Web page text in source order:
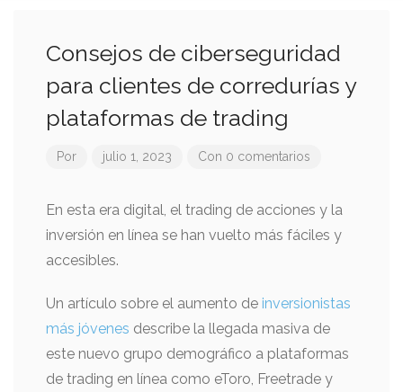
Consejos de ciberseguridad
para clientes de corredurías y
plataformas de trading
Por julio 1, 2023 Con 0 comentarios
En esta era digital, el trading de acciones y la
inversión en línea se han vuelto más fáciles y
accesibles.
Un artículo sobre el aumento de inversionistas
más jóvenes describe la llegada masiva de
este nuevo grupo demográfico a plataformas
de trading en línea como eToro, Freetrade y